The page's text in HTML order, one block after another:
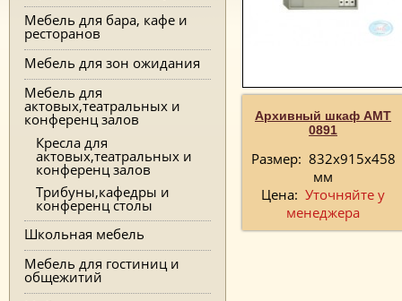
Мебель для бара, кафе и
ресторанов
Мебель для зон ожидания
Мебель для
актовых,театральных и
конференц залов
Кресла для
актовых,театральных и
конференц залов
Трибуны,кафедры и
конференц столы
Школьная мебель
Мебель для гостиниц и
общежитий
Архивный шкаф AMT
0891
Размер: 832x915x458
мм
Цена: Уточняйте у
менеджера